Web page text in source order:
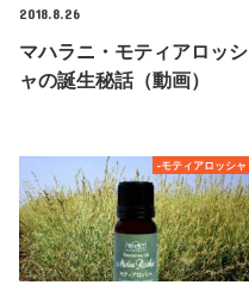
2018.8.26
マハラニ・モティアロッシ
ャの誕生秘話（動画）
-モティアロッシャ